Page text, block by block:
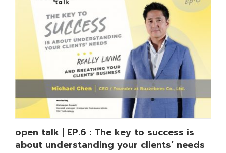
open talk | EP.6 : The key to success is
about understanding your clients’ needs